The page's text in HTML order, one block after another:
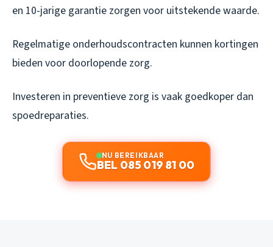
en 10-jarige garantie zorgen voor uitstekende waarde.
Regelmatige onderhoudscontracten kunnen kortingen
bieden voor doorlopende zorg.
Investeren in preventieve zorg is vaak goedkoper dan
spoedreparaties.
NU BEREIKBAAR
BEL 085 019 81 00